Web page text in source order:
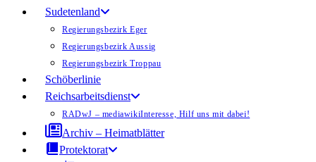
Sudetenland
Regierungsbezirk Eger
Regierungsbezirk Aussig
Regierungsbezirk Troppau
Schöberlinie
Reichsarbeitsdienst
RADwJ – mediawikiInteresse, Hilf uns mit dabei!
Archiv – Heimatblätter
Protektorat